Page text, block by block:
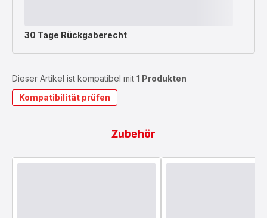
30 Tage Rückgaberecht
Dieser Artikel ist kompatibel mit 1 Produkten
Kompatibilität prüfen
Zubehör